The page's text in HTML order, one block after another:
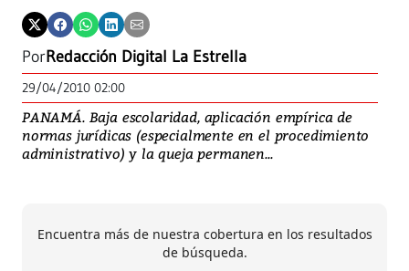
PorRedacción Digital La Estrella
29/04/2010 02:00
PANAMÁ. Baja escolaridad, aplicación empírica de
normas jurídicas (especialmente en el procedimiento
administrativo) y la queja permanen...
Encuentra más de nuestra cobertura en los resultados
de búsqueda.